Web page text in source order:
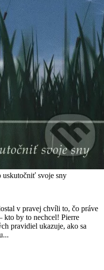
uskutočniť svoje sny
v pravej chvíli to, čo práve
kto by to nechcel! Pierre
pravidiel ukazuje, ako sa